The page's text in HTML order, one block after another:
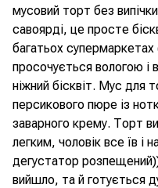
мусовий торт без
савоярді, це просте
багатьох супермаркетах
просочується вологою і
ніжний бісквіт. Мус для
персикового пюре із
заварного крему. Торт
легким, чоловік все їв і
дегустатор
вийшло, та й готується